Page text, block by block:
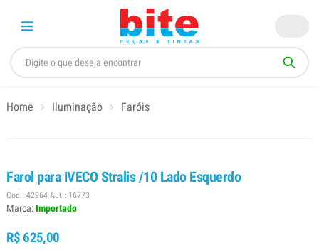
Home Iluminação Faróis
Farol para IVECO Stralis /10 Lado Esquerdo
Cod.: 42964 Aut.: 16773
Marca:Importado
R$ 625,00